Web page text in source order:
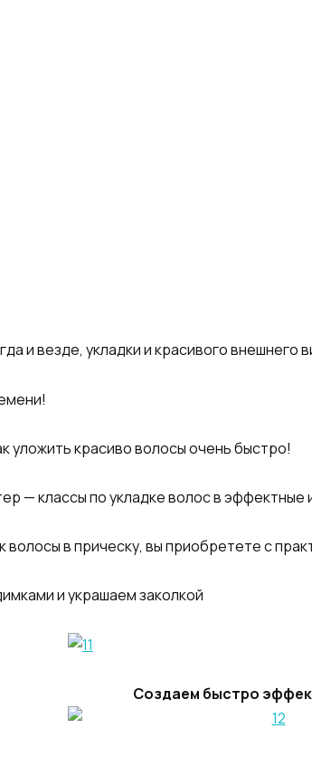
и везде, укладки и красивого внешнего
уложить красиво волосы очень быстро!
— классы по укладке волос в эффектные
волосы в прическу, вы приобретете с
и украшаем заколкой
Создаем быстро